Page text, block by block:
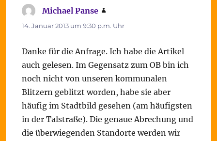
Michael Panse
14. Januar 2013 um 9:30 p.m. Uhr
Danke für die Anfrage. Ich habe die Artikel
auch gelesen. Im Gegensatz zum OB bin ich
noch nicht von unseren kommunalen
Blitzern geblitzt worden, habe sie aber
häufig im Stadtbild gesehen (am häufigsten
in der Talstraße). Die genaue Abrechung und
die überwiegenden Standorte werden wir